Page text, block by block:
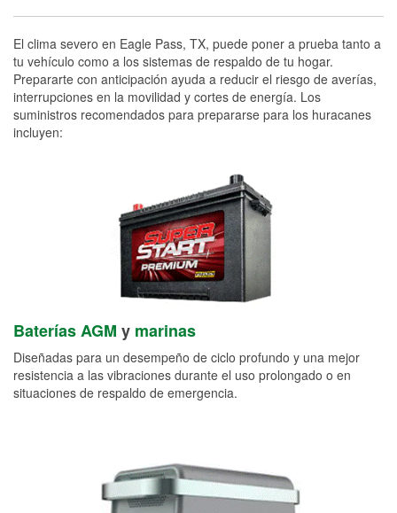
El clima severo en Eagle Pass, TX, puede poner a prueba tanto a
tu vehículo como a los sistemas de respaldo de tu hogar.
Prepararte con anticipación ayuda a reducir el riesgo de averías,
interrupciones en la movilidad y cortes de energía. Los
suministros recomendados para prepararse para los huracanes
incluyen:
Baterías AGM y marinas
Diseñadas para un desempeño de ciclo profundo y una mejor
resistencia a las vibraciones durante el uso prolongado o en
situaciones de respaldo de emergencia.